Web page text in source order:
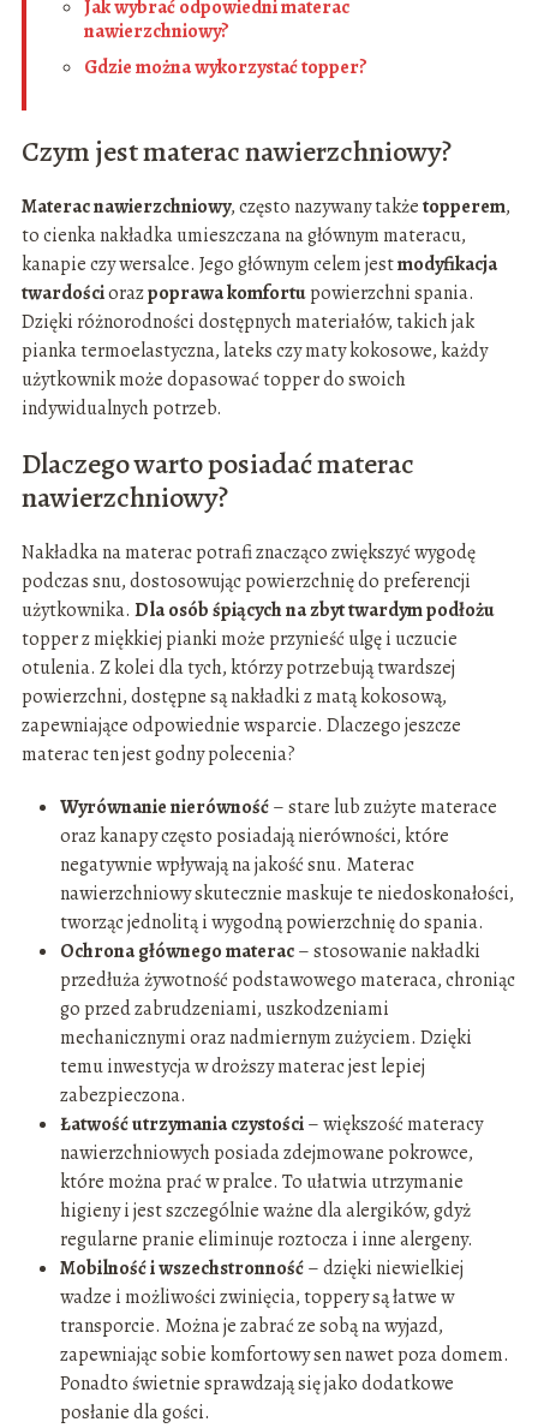
Jak wybrać odpowiedni materac
nawierzchniowy?
Gdzie można wykorzystać topper?
Czym jest materac nawierzchniowy?
Materac nawierzchniowy, często nazywany takżetopperem,
to cienka nakładka umieszczana na głównym materacu,
kanapie czy wersalce. Jego głównym celem jestmodyfikacja
twardościorazpoprawa komfortupowierzchni spania.
Dzięki różnorodności dostępnych materiałów, takich jak
pianka termoelastyczna, lateks czy maty kokosowe, każdy
użytkownik może dopasować topper do swoich
indywidualnych potrzeb.
Dlaczego warto posiadać materac
nawierzchniowy?
Nakładka na materac potrafi znacząco zwiększyć wygodę
podczas snu, dostosowując powierzchnię do preferencji
użytkownika. Dla osób śpiących na zbyt twardym podłożu
topper z miękkiej pianki może przynieść ulgę i uczucie
otulenia. Z kolei dla tych, którzy potrzebują twardszej
powierzchni, dostępne są nakładki z matą kokosową,
zapewniające odpowiednie wsparcie. Dlaczego jeszcze
materac ten jest godny polecenia?
Wyrównanie nierówność– stare lub zużyte materace
oraz kanapy często posiadają nierówności, które
negatywnie wpływają na jakość snu. Materac
nawierzchniowy skutecznie maskuje te niedoskonałości,
tworząc jednolitą i wygodną powierzchnię do spania.
Ochrona głównego materac– stosowanie nakładki
przedłuża żywotność podstawowego materaca, chroniąc
go przed zabrudzeniami, uszkodzeniami
mechanicznymi oraz nadmiernym zużyciem. Dzięki
temu inwestycja w droższy materac jest lepiej
zabezpieczona.
Łatwość utrzymania czystości– większość materacy
nawierzchniowych posiada zdejmowane pokrowce,
które można prać w pralce. To ułatwia utrzymanie
higieny i jest szczególnie ważne dla alergików, gdyż
regularne pranie eliminuje roztocza i inne alergeny.
Mobilność i wszechstronność– dzięki niewielkiej
wadze i możliwości zwinięcia, toppery są łatwe w
transporcie. Można je zabrać ze sobą na wyjazd,
zapewniając sobie komfortowy sen nawet poza domem.
Ponadto świetnie sprawdzają się jako dodatkowe
posłanie dla gości.